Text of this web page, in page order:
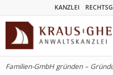
KANZLEI
Familien-GmbH gründen –